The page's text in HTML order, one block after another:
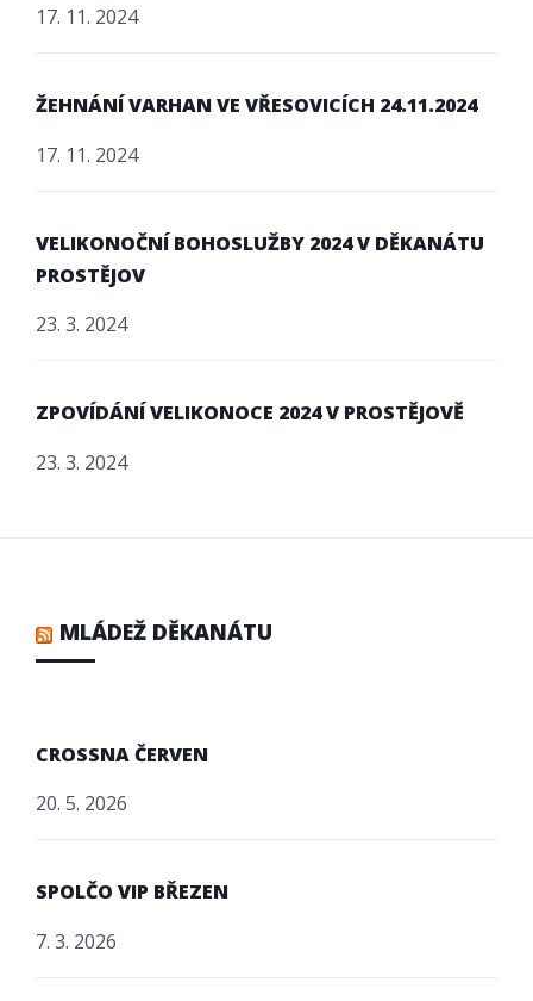
17. 11. 2024
ŽEHNÁNÍ VARHAN VE VŘESOVICÍCH 24.11.2024
17. 11. 2024
VELIKONOČNÍ BOHOSLUŽBY 2024 V DĚKANÁTU
PROSTĚJOV
23. 3. 2024
ZPOVÍDÁNÍ VELIKONOCE 2024 V PROSTĚJOVĚ
23. 3. 2024
MLÁDEŽ DĚKANÁTU
CROSSNA ČERVEN
20. 5. 2026
SPOLČO VIP BŘEZEN
7. 3. 2026